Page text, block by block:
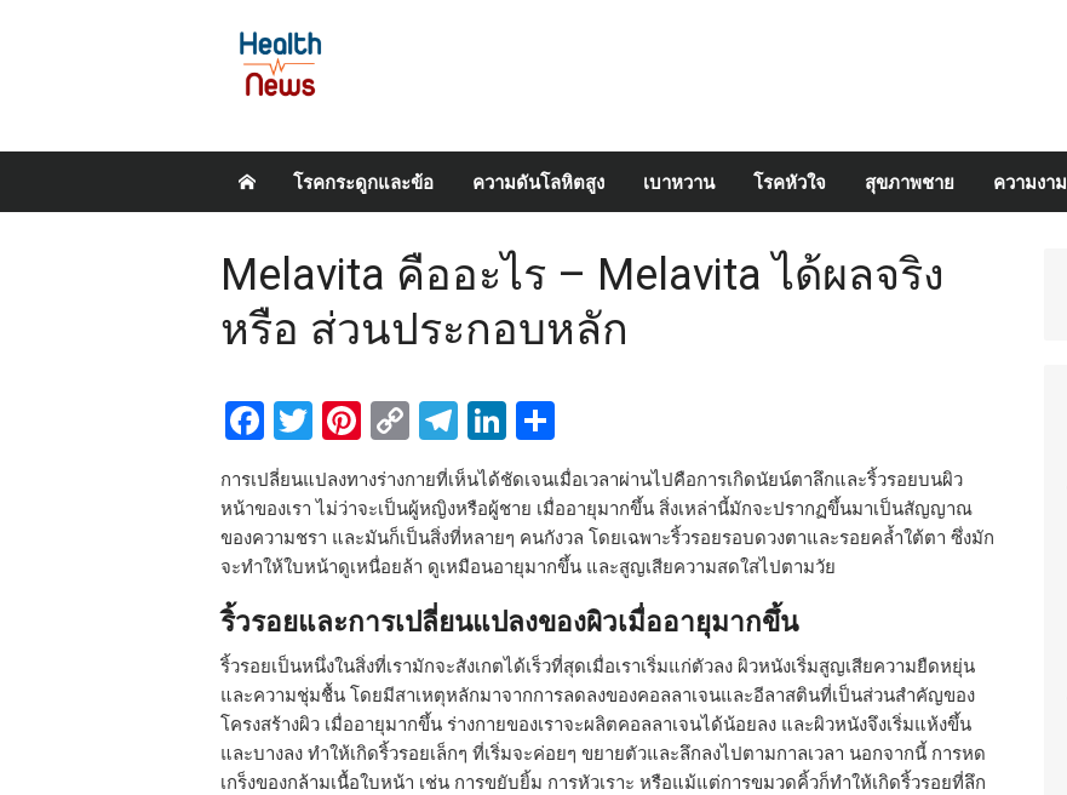
โรคกระดูกและข้อ ความดันโลหิตสูง เบาหวาน โรคหัวใจ สุขภาพชาย ความงาม
Melavita คืออะไร – Melavita ได้ผลจริง
หรือ ส่วนประกอบหลัก
Facebook
Twitter
Pinterest
Copy
Link
Telegram
LinkedIn
การเปลี่ยนแปลงทางร่างกายที่เห็นได้ชัดเจนเมื่อเวลาผ่านไปคือการเกิดนัยน์ตาลึกและริ้วรอยบนผิว
หน้าของเรา ไม่ว่าจะเป็นผู้หญิงหรือผู้ชาย เมื่ออายุมากขึ้น สิ่งเหล่านี้มักจะปรากฏขึ้นมาเป็นสัญญาณ
ของความชรา และมันก็เป็นสิ่งที่หลายๆ คนกังวล โดยเฉพาะริ้วรอยรอบดวงตาและรอยคล้ำใต้ตา ซึ่งมัก
จะทำให้ใบหน้าดูเหนื่อยล้า ดูเหมือนอายุมากขึ้น และสูญเสียความสดใสไปตามวัย
ริ้วรอยและการเปลี่ยนแปลงของผิวเมื่ออายุมากขึ้น
ริ้วรอยเป็นหนึ่งในสิ่งที่เรามักจะสังเกตได้เร็วที่สุดเมื่อเราเริ่มแก่ตัวลง ผิวหนังเริ่มสูญเสียความยืดหยุ่น
และความชุ่มชื้น โดยมีสาเหตุหลักมาจากการลดลงของคอลลาเจนและอีลาสตินที่เป็นส่วนสำคัญของ
โครงสร้างผิว เมื่ออายุมากขึ้น ร่างกายของเราจะผลิตคอลลาเจนได้น้อยลง และผิวหนังจึงเริ่มแห้งขึ้น
และบางลง ทำให้เกิดริ้วรอยเล็กๆ ที่เริ่มจะค่อยๆ ขยายตัวและลึกลงไปตามกาลเวลา นอกจากนี้ การหด
เกร็งของกล้ามเนื้อใบหน้า เช่น การขยับยิ้ม การหัวเราะ หรือแม้แต่การขมวดคิ้วก็ทำให้เกิดริ้วรอยที่ลึก